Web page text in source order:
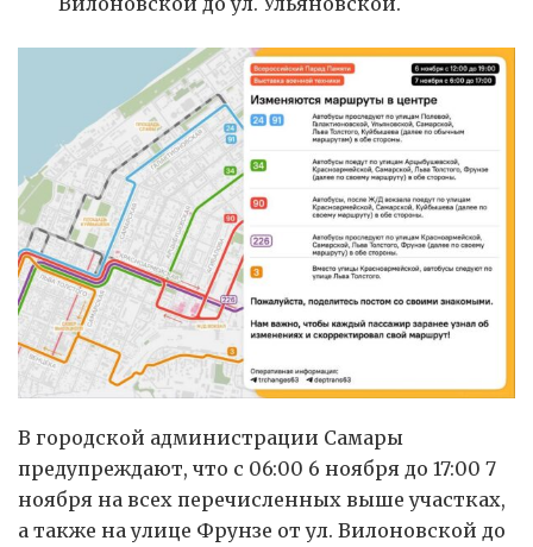
В городской администрации Самары
предупреждают, что с 06:00 6 ноября до 17:00 7
ноября на всех перечисленных выше участках,
а также на улице Фрунзе от ул. Вилоновской до